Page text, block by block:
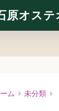
原オステ
ム 未分類